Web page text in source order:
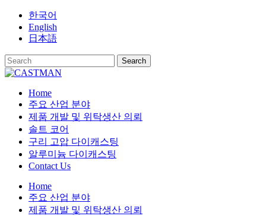
Skip
content
한국어
English
日本語
Home
주요 산업 분야
제품 개발 및 위탁생산 의뢰
솔트 코어
구리 고압 다이캐스팅
알루미늄 다이캐스팅
Contact Us
Home
주요 산업 분야
제품 개발 및 위탁생산 의뢰